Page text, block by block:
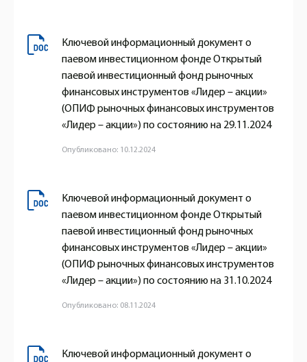
Ключевой информационный документ о
паевом инвестиционном фонде Открытый
паевой инвестиционный фонд рыночных
финансовых инструментов «Лидер – акции»
(ОПИФ рыночных финансовых инструментов
«Лидер – акции») по состоянию на 29.11.2024
Опубликовано: 10.12.2024
Ключевой информационный документ о
паевом инвестиционном фонде Открытый
паевой инвестиционный фонд рыночных
финансовых инструментов «Лидер – акции»
(ОПИФ рыночных финансовых инструментов
«Лидер – акции») по состоянию на 31.10.2024
Опубликовано: 08.11.2024
Ключевой информационный документ о